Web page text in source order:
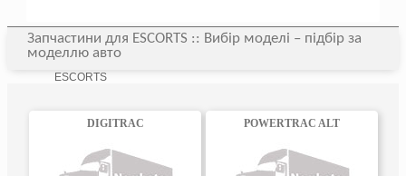
Запчастини для ESCORTS :: Вибір моделі – підбір за
моделлю авто
ESCORTS
DIGITRAC POWERTRAC ALT